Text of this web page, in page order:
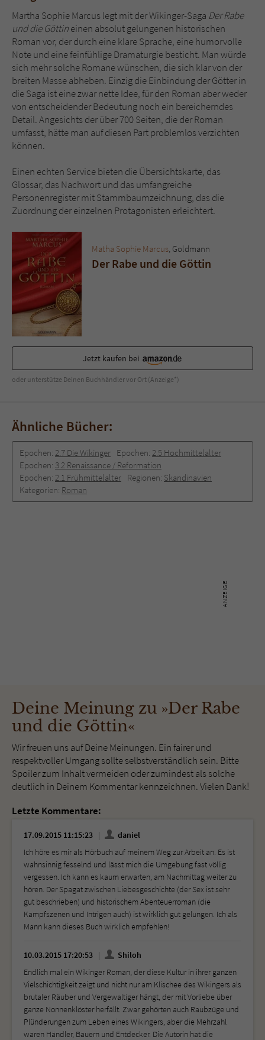
Martha Sophie Marcus legt mit der Wikinger-Saga Der Rabe
und die Göttineinen absolut gelungenen historischen
Roman vor, der durch eine klare Sprache, eine humorvolle
Note und eine feinfühlige Dramaturgie besticht. Man würde
sich mehr solche Romane wünschen, die sich klar von der
breiten Masse abheben. Einzig die Einbindung der Götter in
die Saga ist eine zwar nette Idee, für den Roman aber weder
von entscheidender Bedeutung noch ein bereicherndes
Detail. Angesichts der über 700 Seiten, die der Roman
umfasst, hätte man auf diesen Part problemlos verzichten
können.
Einen echten Service bieten die Übersichtskarte, das
Glossar, das Nachwort und das umfangreiche
Personenregister mit Stammbaumzeichnung, das die
Zuordnung der einzelnen Protagonisten erleichtert.
Matha Sophie Marcus, Goldmann
Der Rabe und die Göttin
Jetzt kaufen bei
oder unterstütze Deinen Buchhändler vor Ort (Anzeige*)
Ähnliche Bücher:
Epochen: 2.7 Die Wikinger Epochen: 2.5 Hochmittelalter
Epochen: 3.2 Renaissance / Reformation
Epochen: 2.1 Frühmittelalter Regionen: Skandinavien
Kategorien: Roman
Deine Meinung zu »Der Rabe
und die Göttin«
Wir freuen uns auf Deine Meinungen. Ein fairer und
respektvoller Umgang sollte selbstverständlich sein. Bitte
Spoiler zum Inhalt vermeiden oder zumindest als solche
deutlich in Deinem Kommentar kennzeichnen. Vielen Dank!
Letzte Kommentare:
17.09.2015 11:15:23
daniel
Ich höre es mir als Hörbuch auf meinem Weg zur Arbeit an. Es ist
wahnsinnig fesselnd und lässt mich die Umgebung fast völlig
vergessen. Ich kann es kaum erwarten, am Nachmittag weiter zu
hören. Der Spagat zwischen Liebesgeschichte (der Sex ist sehr
gut beschrieben) und historischem Abenteuerroman (die
Kampfszenen und Intrigen auch) ist wirklich gut gelungen. Ich als
Mann kann dieses Buch wirklich empfehlen!
10.03.2015 17:20:53
Shiloh
Endlich mal ein Wikinger Roman, der diese Kultur in ihrer ganzen
Vielschichtigkeit zeigt und nicht nur am Klischee des Wikingers als
brutaler Räuber und Vergewaltiger hängt, der mit Vorliebe über
ganze Nonnenklöster herfällt. Zwar gehörten auch Raubzüge und
Plünderungen zum Leben eines Wikingers, aber die Mehrzahl
waren Händler, Bauern und Entdecker. Die Autorin hat die